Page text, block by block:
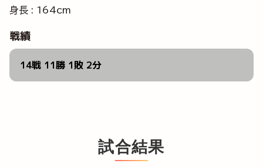
身長 : 164cm
戦績
14戦 11勝 1敗 2分
試合結果